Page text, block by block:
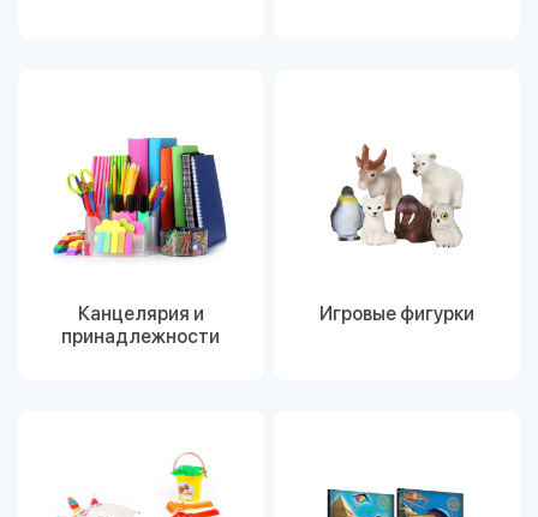
Канцелярия и
принадлежности
Игровые фигурки